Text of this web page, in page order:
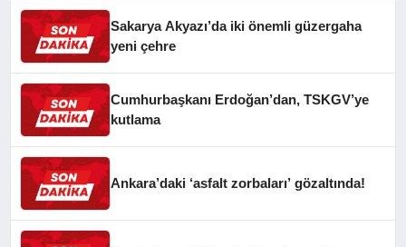
Sakarya Akyazı’da iki önemli güzergaha
yeni çehre
Cumhurbaşkanı Erdoğan’dan, TSKGV’ye
kutlama
Ankara’daki ‘asfalt zorbaları’ gözaltında!